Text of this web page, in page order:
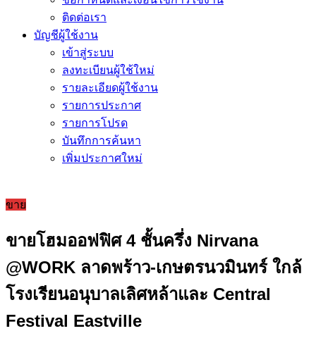
ติดต่อเรา
บัญชีผู้ใช้งาน
เข้าสู่ระบบ
ลงทะเบียนผู้ใช้ใหม่
รายละเอียดผู้ใช้งาน
รายการประกาศ
รายการโปรด
บันทึกการค้นหา
เพิ่มประกาศใหม่
ขาย
ขายโฮมออฟฟิศ 4 ชั้นครึ่ง Nirvana
@WORK ลาดพร้าว-เกษตรนวมินทร์ ใกล้
โรงเรียนอนุบาลเลิศหล้าและ Central
Festival Eastville